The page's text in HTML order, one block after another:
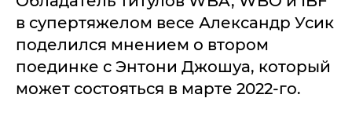
в супертяжелом весе Александр Усик
поделился мнением о втором
поединке с Энтони Джошуа, который
может состояться в марте 2022-го.